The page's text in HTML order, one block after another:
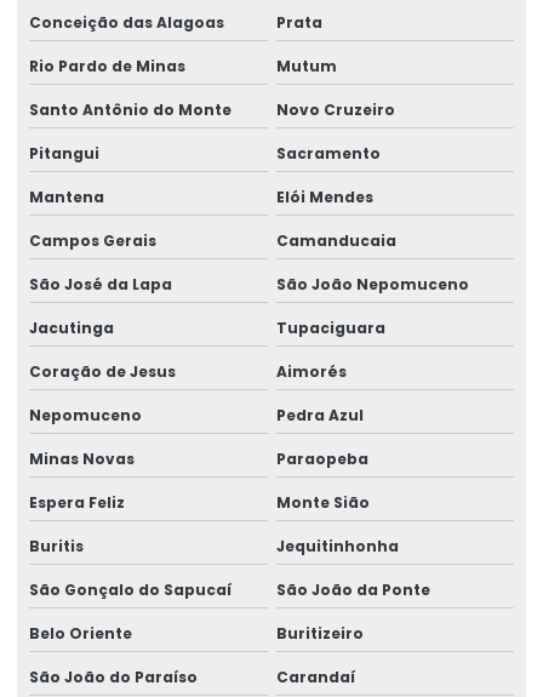
Rótulo Termo Transferência Para Impressão
Rótulos Adesivos
Rótulos Adesivos Com Acabamento Fosco
Rótulos Adesivos Com Alta Resistência
Rótulos Adesivos Com Cola Removível
Rótulos Adesivos Com Proteção Uv
Rótulos Adesivos Couchê Brilho
Rótulos Adesivos Em Bopp
Rótulos Adesivos Em Bopp Transparente
Rótulos Adesivos Em Diferentes Formatos
Rótulos Adesivos Em Diferentes Medidas
Rótulos Adesivos Metalizados
Rótulos Adesivos Para Alimentos
Conceição das Alagoas Prata
Rio Pardo de Minas Mutum
Santo Antônio do Monte Novo Cruzeiro
Pitangui Sacramento
Mantena Elói Mendes
Campos Gerais Camanducaia
São José da Lapa São João Nepomuceno
Jacutinga Tupaciguara
Coração de Jesus Aimorés
Nepomuceno Pedra Azul
Minas Novas Paraopeba
Espera Feliz Monte Sião
Buritis Jequitinhonha
São Gonçalo do Sapucaí São João da Ponte
Belo Oriente Buritizeiro
São João do Paraíso Carandaí